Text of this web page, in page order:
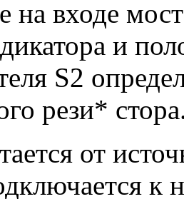
на входе
и
S2
рези*
от
к